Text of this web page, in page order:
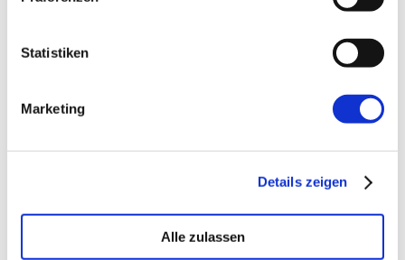
Statistiken
Marketing
Details zeigen
Alle zulassen